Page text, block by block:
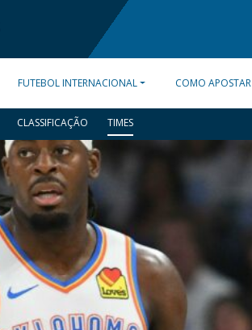
FUTEBOL INTERNACIONAL COMO APOSTAR
CLASSIFICAÇÃO TIMES